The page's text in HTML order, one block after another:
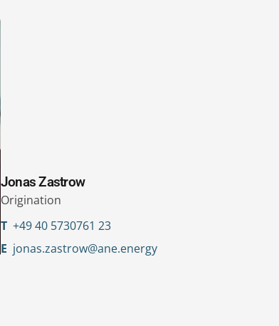
Jonas Zastrow
Origination
T +49 40 5730761 23
E jonas.zastrow@ane.energy